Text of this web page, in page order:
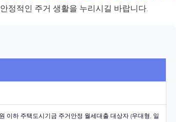
정적인 주거 생활을 누리시길 바랍니다.
이하 주택도시기금 주거안정 월세대출 대상자 (우대형, 일